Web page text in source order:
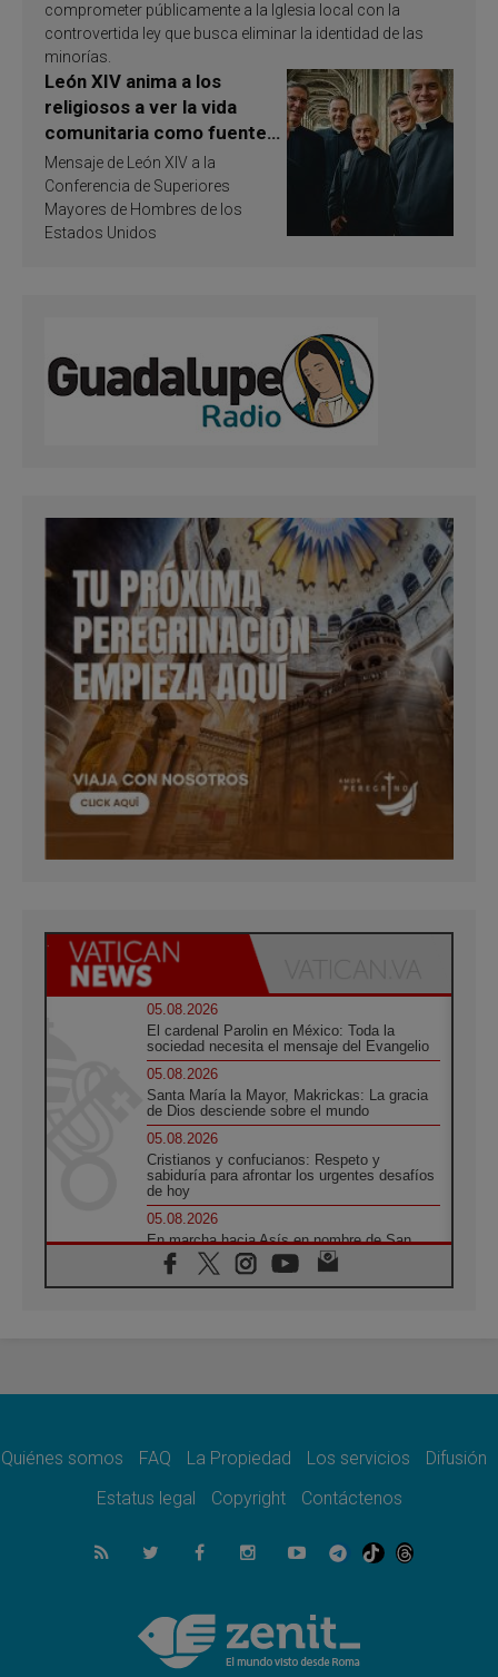
comprometer públicamente a la Iglesia local con la
controvertida ley que busca eliminar la identidad de las
minorías.
León XIV anima a los
religiosos a ver la vida
comunitaria como fuente
de inspiración y
santificación
Mensaje de León XIV a la
Conferencia de Superiores
Mayores de Hombres de los
Estados Unidos
05.08.2026
El cardenal Parolin en México: Toda la
sociedad necesita el mensaje del Evangelio
05.08.2026
Santa María la Mayor, Makrickas: La gracia
de Dios desciende sobre el mundo
05.08.2026
Cristianos y confucianos: Respeto y
sabiduría para afrontar los urgentes desafíos
de hoy
05.08.2026
En marcha hacia Asís en nombre de San
Francisco, a la espera de León
05.08.2026
quienes bendicen la guerra
Ucrania: Ataque masivo en Kyiv durante la
noche
05.08.2026
Colombo: "La visita del Papa a Argentina
05.08.2026
Iglesia en Uruguay: la visita del Papa
fortalecerá la fe y la esperanza
Quiénes somos FAQ La Propiedad Los servicios
Difusión
Estatus legal
Copyright Contáctenos